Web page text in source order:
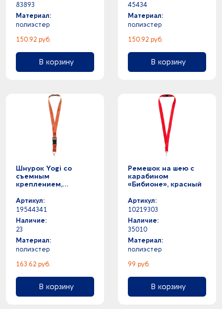
83893
Материал:
полиэстер
150.92 руб.
В корзину
45434
Материал:
полиэстер
150.92 руб.
В корзину
Шнурок Yogi со
съемным
креплением,
Артикул:
19544341
Наличие:
23
Материал:
полиэстер
163.62 руб.
В корзину
Ремешок на шею с
карабином
«Бибионе», красный
Артикул:
10219303
Наличие:
35010
Материал:
полиэстер
99 руб.
В корзину